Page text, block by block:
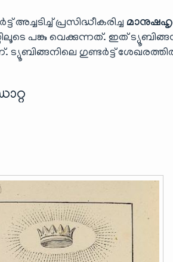
പ്രസിദ്ധീകരിച്ച
പങ്കു വെക്കുന്നത്. ഇത്
ഗുണ്ടർട്ട്